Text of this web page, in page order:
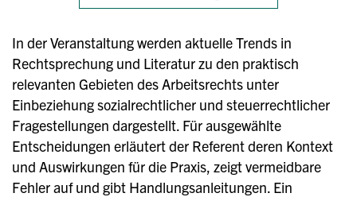
In der Veranstaltung werden aktuelle Trends in
Rechtsprechung und Literatur zu den praktisch
relevanten Gebieten des Arbeitsrechts unter
Einbeziehung sozialrechtlicher und steuerrechtlicher
Fragestellungen dargestellt. Für ausgewählte
Entscheidungen erläutert der Referent deren Kontext
und Auswirkungen für die Praxis, zeigt vermeidbare
Fehler auf und gibt Handlungsanleitungen. Ein